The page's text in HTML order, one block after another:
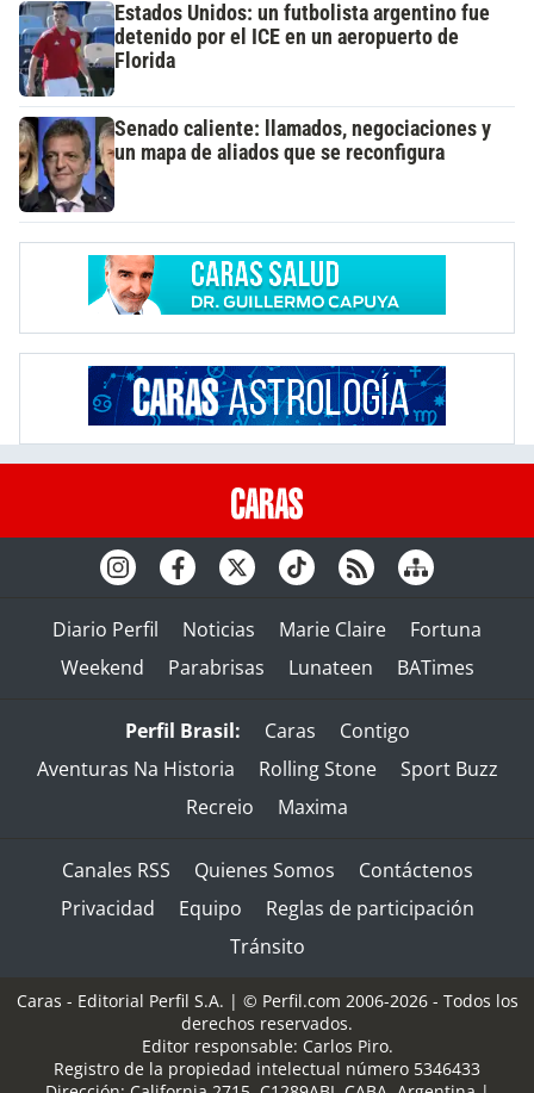
Estados Unidos: un futbolista argentino fue
detenido por el ICE en un aeropuerto de
Florida
Senado caliente: llamados, negociaciones y
un mapa de aliados que se reconfigura
Diario Perfil Noticias Marie Claire
Fortuna
Weekend
Parabrisas Lunateen BATimes
Perfil Brasil: Caras
Contigo
Aventuras Na Historia
Rolling Stone
Sport Buzz
Recreio
Maxima
Canales RSS Quienes Somos
Contáctenos
Privacidad
Equipo
Reglas de participación
Tránsito
Caras - Editorial Perfil S.A. | © Perfil.com 2006-2026 - Todos los
derechos reservados.
Editor responsable: Carlos Piro.
Registro de la propiedad intelectual número 5346433